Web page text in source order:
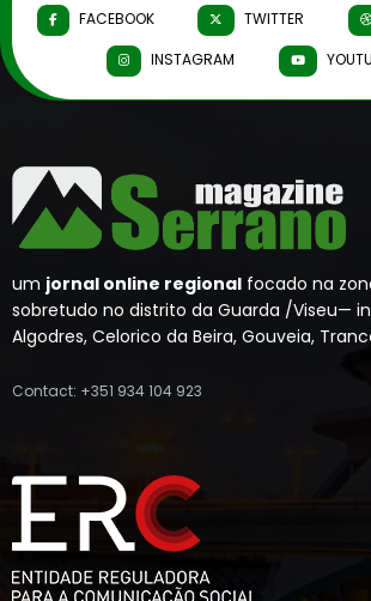
FACEBOOK TWITTER
INSTAGRAM
um jornal online regional focado na
sobretudo no distrito da Guarda /Viseu—
Algodres, Celorico da Beira, Gouveia,
Contact: +351 934 104 923